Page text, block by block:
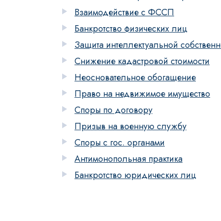
Взаимодействие с ФССП
Банкротство физических лиц
Защита интеллектуальной
Снижение кадастровой стоимости
Неосновательное обогащение
Право на недвижимое имущество
Споры по договору
Призыв на военную службу
Споры с гос. органами
Антимонопольная практика
Банкротство юридических лиц